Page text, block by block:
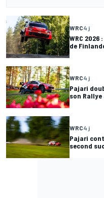
WRC4 j
WRC
de
WRC4 j
Pajari
son
WRC4 j
Pajari
second